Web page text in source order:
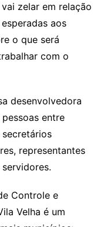
zelar em relação
aos
o que será
com o
desenvolvedora
entre
representantes
Controle e
Velha é um